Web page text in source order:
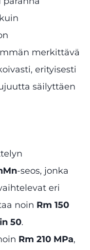
merkittävä
erityisesti
säilyttäen
-seos, jonka
eri
noin Rm 150
50.
Rm 210 MPa,